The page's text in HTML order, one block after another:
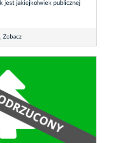
jest jakiejkolwiek publicznej
Zobacz